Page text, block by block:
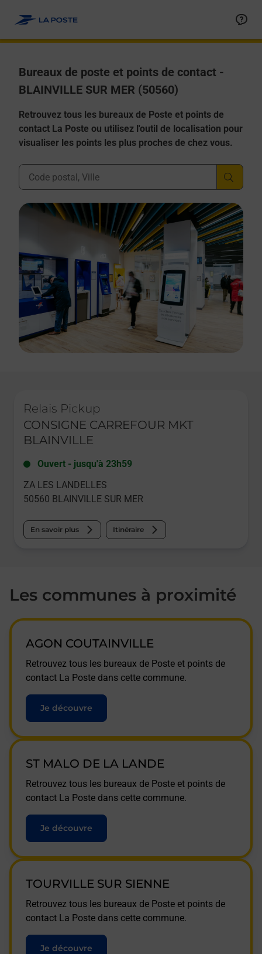
Bureaux de poste et points de contact -
BLAINVILLE SUR MER (50560)
Retrouvez tous les bureaux de Poste et points de
contact La Poste ou utilisez l'outil de localisation pour
visualiser les points les plus proches de chez vous.
Ville, Département, Code Postal
Relais Pickup
CONSIGNE CARREFOUR MKT
BLAINVILLE
Ouvert - jusqu'à 23h59
ZA LES LANDELLES
50560 BLAINVILLE SUR MER
En savoir plus Itinéraire
Les communes à proximité
AGON COUTAINVILLE
Retrouvez tous les bureaux de Poste et points de
contact La Poste dans cette commune.
Je découvre
ST MALO DE LA LANDE
Retrouvez tous les bureaux de Poste et points de
contact La Poste dans cette commune.
Je découvre
TOURVILLE SUR SIENNE
Retrouvez tous les bureaux de Poste et points de
contact La Poste dans cette commune.
Je découvre